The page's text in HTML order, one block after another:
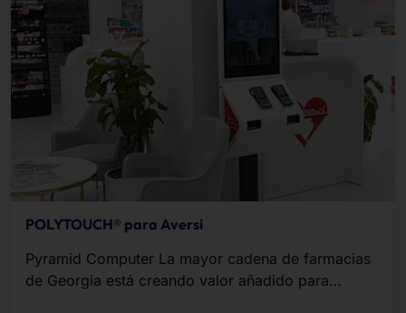
POLYTOUCH® para Aversi
Pyramid Computer La mayor cadena de farmacias
de Georgia está creando valor añadido para